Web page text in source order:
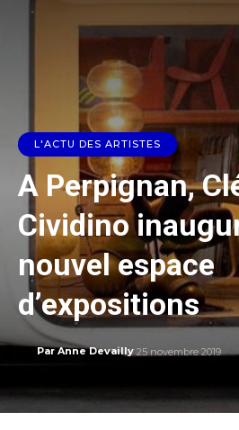
L'ACTU DES ARTISTES
A Perpignan,
Cividino
nouvel espace
d’expositions
Par Anne Devailly 25 novembre 2019